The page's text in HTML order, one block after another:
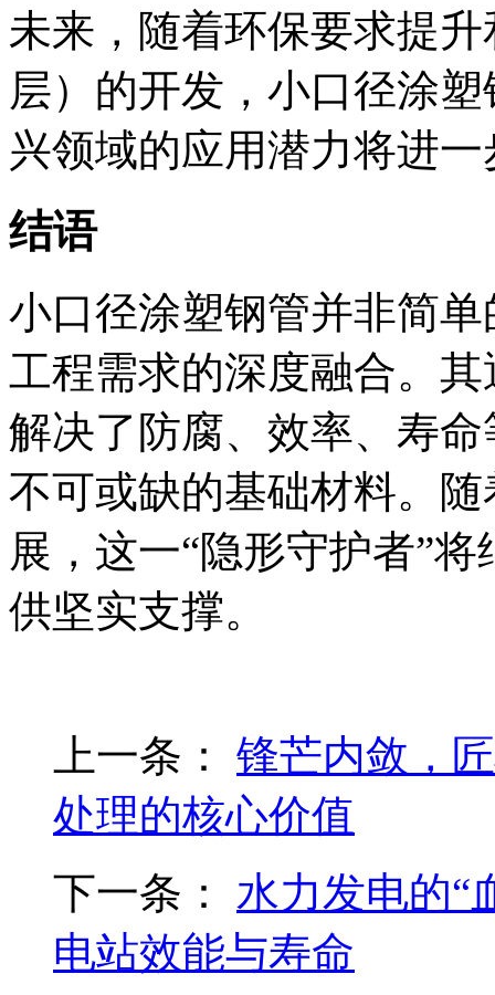
未来，随着环保要求提
层）的开发，小口径涂
兴领域的应用潜力将进
结语
小口径涂塑钢管并非简
工程需求的深度融合。
解决了防腐、效率、寿
不可或缺的基础材料。
展，这一“隐形守护者”
供坚实支撑。
上一条： 锋芒内敛，
处理的核心价值
下一条： 水力发电的“
电站效能与寿命